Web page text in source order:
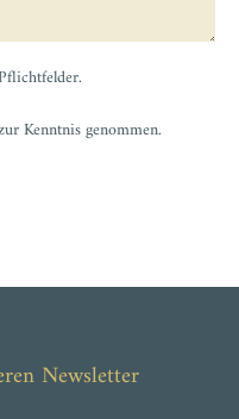
Kenntnis genommen.
Newsletter